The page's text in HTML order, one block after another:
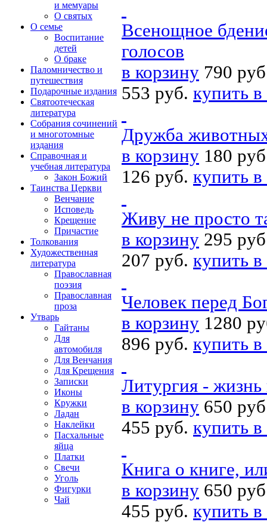
и мемуары
О святых
О семье
Воспитание
детей
О браке
Паломничество и
путешествия
Подарочные издания
Святоотеческая
литература
Собрания сочинений
и многотомные
издания
Справочная и
учебная литература
Закон Божий
Таинства Церкви
Венчание
Исповедь
Крещение
Причастие
Толкования
Художественная
литература
Православная
поэзия
Православная
проза
Утварь
Гайтаны
Для
автомобиля
Для Венчания
Для Крещения
Записки
Иконы
Кружки
Ладан
Наклейки
Пасхальные
яйца
Платки
Свечи
Уголь
Фигурки
Чай
Всенощное
голосов
в корзину 790
553 руб. купить
Дружба
в корзину 180
126 руб. купить
Живу не просто
в корзину 295
207 руб. купить
Человек перед
в корзину 1280
896 руб. купить
Литургия - жизнь
в корзину 650
455 руб. купить
Книга о книге,
в корзину 650
455 руб. купить